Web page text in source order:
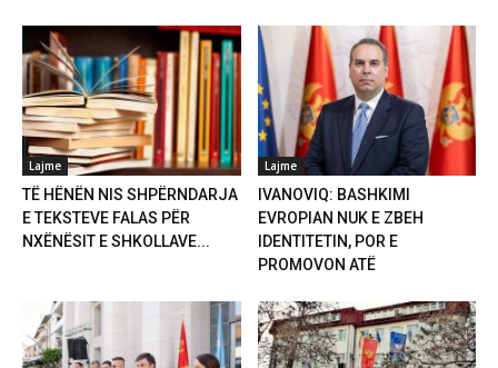
Lajme
TË HËNËN NIS SHPËRNDARJA
E TEKSTEVE FALAS PËR
NXËNËSIT E SHKOLLAVE...
Lajme
IVANOVIQ: BASHKIMI
EVROPIAN NUK E ZBEH
IDENTITETIN, POR E
PROMOVON ATË